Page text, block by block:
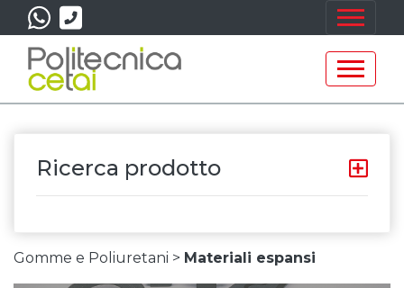
Ricerca prodotto
Gomme e Poliuretani > Materiali espansi